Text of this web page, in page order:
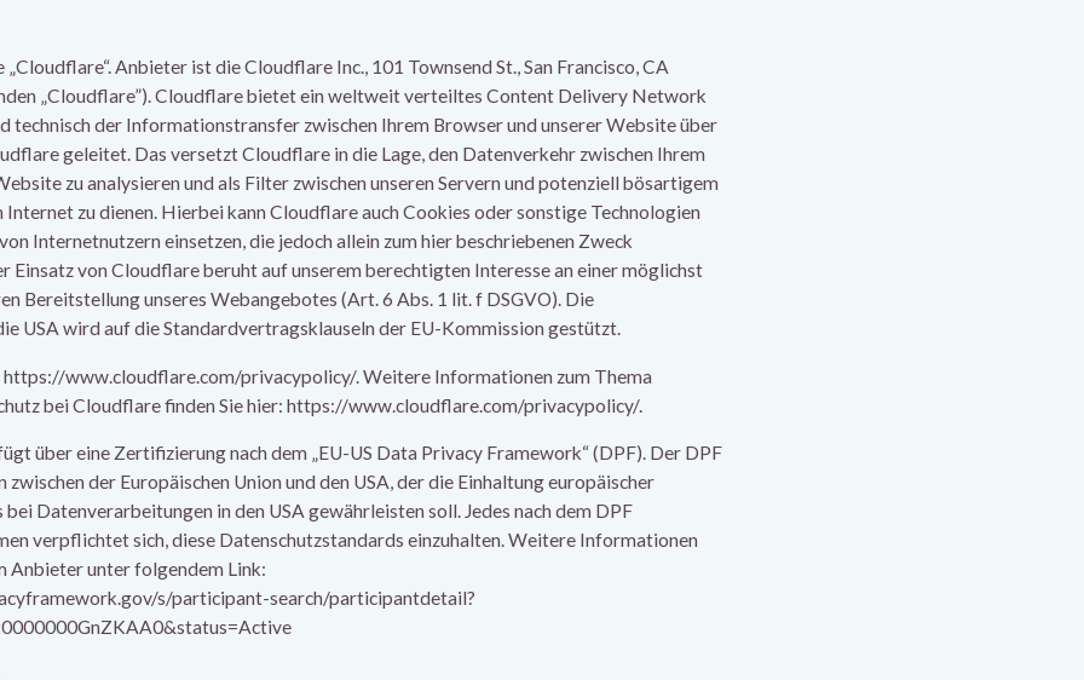
Anbieter ist die Cloudflare Inc., 101 Townsend St., San Francisco, CA
„Cloudflare”). Cloudflare bietet ein weltweit verteiltes Content Delivery Network
technisch der Informationstransfer zwischen Ihrem Browser und unserer Website über
geleitet. Das versetzt Cloudflare in die Lage, den Datenverkehr zwischen Ihrem
zu analysieren und als Filter zwischen unseren Servern und potenziell bösartigem
Internet zu dienen. Hierbei kann Cloudflare auch Cookies oder sonstige Technologien
Internetnutzern einsetzen, die jedoch allein zum hier beschriebenen Zweck
Einsatz von Cloudflare beruht auf unserem berechtigten Interesse an einer möglichst
Bereitstellung unseres Webangebotes (Art. 6 Abs. 1 lit. f DSGVO). Die
USA wird auf die Standardvertragsklauseln der EU-Kommission gestützt.
https://www.cloudflare.com/privacypolicy/. Weitere Informationen zum Thema
bei Cloudflare finden Sie hier: https://www.cloudflare.com/privacypolicy/.
über eine Zertifizierung nach dem „EU-US Data Privacy Framework“ (DPF). Der DPF
der Europäischen Union und den USA, der die Einhaltung europäischer
Datenverarbeitungen in den USA gewährleisten soll. Jedes nach dem DPF
verpflichtet sich, diese Datenschutzstandards einzuhalten. Weitere Informationen
Anbieter unter folgendem Link:
s/participant-search/participantdetail?